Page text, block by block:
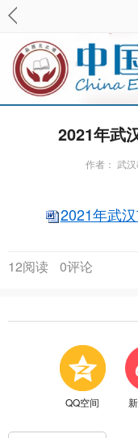
2021年武
作者： 武汉
2021年武
12阅读 0评论
QQ空间